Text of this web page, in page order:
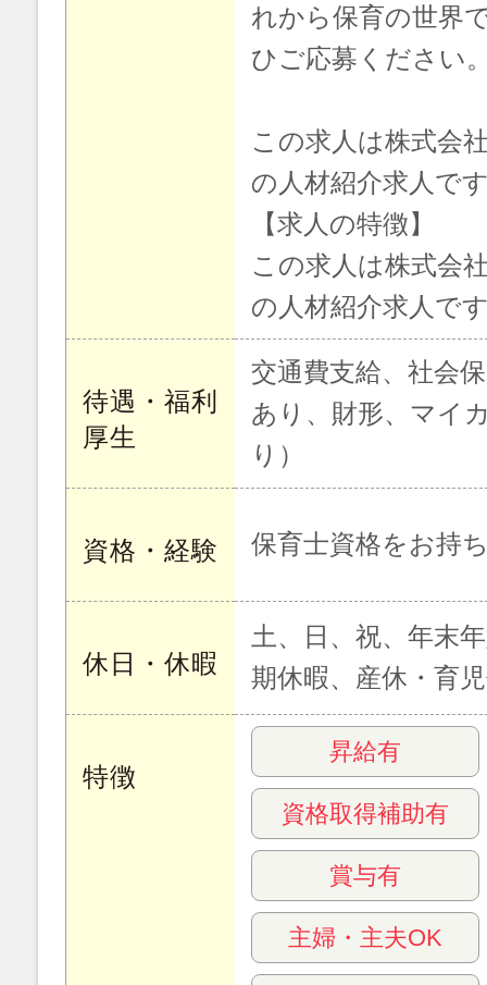
れから保育の世界
ひご応募ください
この求人は株式会
の人材紹介求人で
【求人の特徴】
この求人は株式会
の人材紹介求人で
待遇・福利
厚生
交通費支給、社会
あり、財形、マイ
り）
資格・経験 保育士資格をお持
休日・休暇
土、日、祝、年末
期休暇、産休・育
特徴
昇給有
資格取得補助有
賞与有
主婦・主夫OK